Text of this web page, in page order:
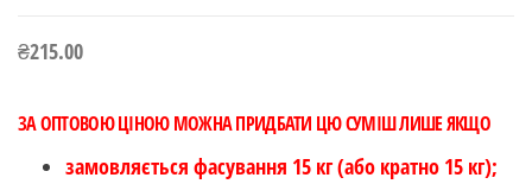
₴215.00
ЗА ОПТОВОЮ ЦІНОЮ МОЖНА ПРИДБАТИ ЦЮ СУМІШ ЛИШЕ ЯКЩО
замовляється фасування 15 кг (або кратно 15 кг);